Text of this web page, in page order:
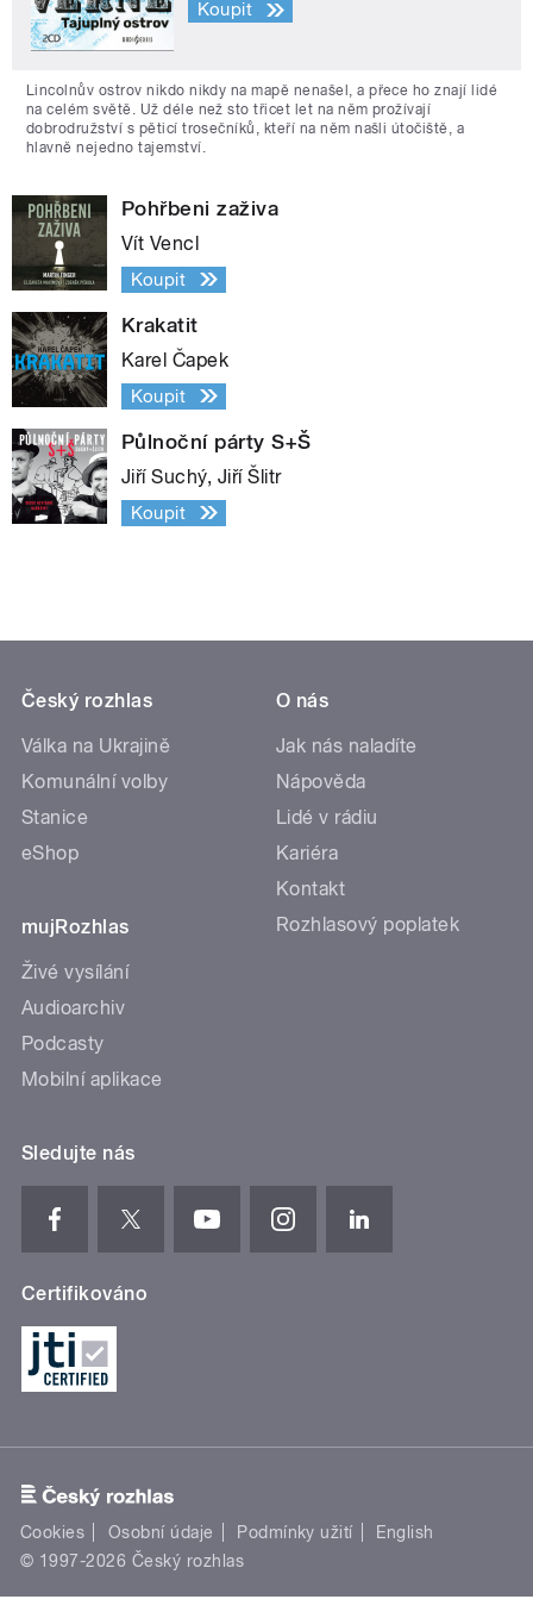
Koupit
Lincolnův ostrov nikdo nikdy na mapě nenašel, a přece ho znají lidé
na celém světě. Už déle než sto třicet let na něm prožívají
dobrodružství s pěticí trosečníků, kteří na něm našli útočiště, a
hlavně nejedno tajemství.
Pohřbeni zaživa
Vít Vencl
Koupit
Krakatit
Karel Čapek
Koupit
Půlnoční párty S+Š
Jiří Suchý, Jiří Šlitr
Koupit
Český rozhlas
Válka na Ukrajině
Komunální volby
Stanice
eShop
mujRozhlas
Živé vysílání
Audioarchiv
Podcasty
Mobilní aplikace
O nás
Jak nás naladíte
Nápověda
Lidé v rádiu
Kariéra
Kontakt
Rozhlasový poplatek
Sledujte nás
Certifikováno
Cookies Osobní údaje Podmínky užití
English
© 1997-2026 Český rozhlas